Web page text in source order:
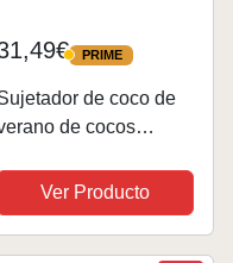
PRIME
PRIME
de coco de
de cocos
Sudadera con
Ver Producto